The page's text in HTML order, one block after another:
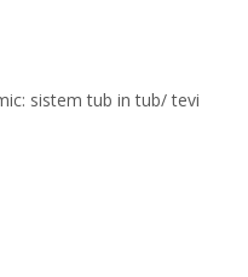
sistem tub in tub/ tevi